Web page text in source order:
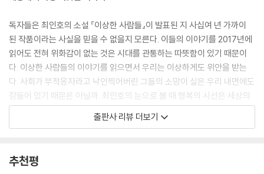
어렸을 때 만났던 그 사람이 내게 말했듯이 말을 많이 하고, 더구나 글을 쓴
다는 일은 참으로 어려운 일이다. 무엇보다 그에게서 침묵을 배울 일이며,
인간들의 낡은 구두를 내 가슴에 스스럼없이 품을 수 있을 때 나는 비로소
모든 사물과 얘기를 나눌 수 있을 것이다. 나는 신기료장수가 되고 싶다.
내가 하는 말이 한 가닥 실이 되어 낡은 구두의 밑창을 꿰매고 내가 쓰는 글
이 하나의 징이 되어 낡은 구두의 밑바닥에 박혀서, 걸을 때마다 말굽 소리
를 내기 위해서는 침묵의 신기료장수가 될 수밖에 없을 것이다.
독자들은 최인호의 소설 『이상한 사람들』이 발표된 지 사십여 년 가까이
된 작품이라는 사실을 믿을 수 없을지 모른다. 이들의 이야기를 2017년에
읽어도 전혀 위화감이 없는 것은 시대를 관통하는 따뜻함이 있기 때문이
다. 이상한 사람들의 이야기를 읽으면서 우리는 이상하게도 위안을 받는
다. 사회가 부적응자라고 낙인찍어버린 그들의 소망이 실은 우리 내면에도
잠들어 있기 때문은 아닐까. 최인호의 눈으로 볼 때 행복의 시선은 세상의
밑바닥엔 닿지 않는다. 우리가 행복이라 부르는 것은 누군가를 외면한 대
가로 얻은 기만일지도 모른다. 이렇듯 그가 던지는 화두와 질문의 깊이는
『이상한 사람들』은 최인호 작가가 그동안 써온 여러 갈래의 소설들 중 그
출판사 리뷰 더보기
추천평